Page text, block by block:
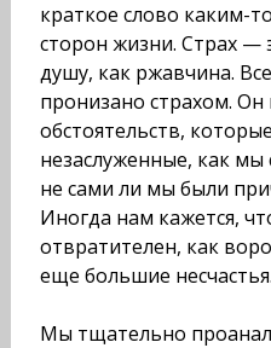
краткое слово каким-
сторон жизни. Страх —
душу, как ржавчина.
пронизано страхом.
обстоятельств,
незаслужен­ные, как мы
не сами ли мы были
Иногда нам кажется,
отвратителен, как
еще боль­шие несчастья.
Мы тщательно